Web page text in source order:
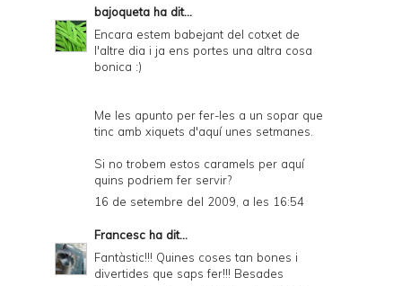
bajoqueta ha dit...
Encara estem babejant del cotxet de
l'altre dia i ja ens portes una altra cosa
bonica :)
Me les apunto per fer-les a un sopar que
tinc amb xiquets d'aquí unes setmanes.
Si no trobem estos caramels per aquí
quins podriem fer servir?
16 de setembre del 2009, a les 16:54
Francesc ha dit...
Fantàstic!!! Quines coses tan bones i
divertides que saps fer!!! Besades